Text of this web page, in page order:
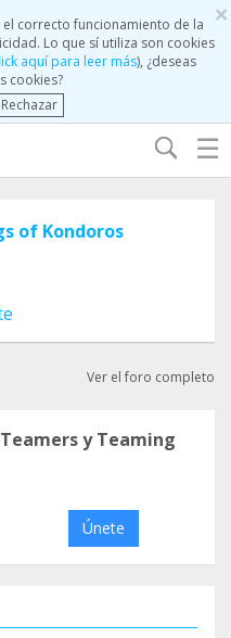
×
correcto funcionamiento de la
Lo que sí utiliza son cookies
aquí para leer más), ¿deseas
cookies?
Rechazar
☰
of Kondoros
Ver el foro completo
y Teaming
Únete